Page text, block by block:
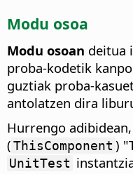
Modu osoa
Modu osoan deitua
proba-kodetik
guztiak proba-
antolatzen dira
Hurrengo
(ThisComponent )
UnitTest